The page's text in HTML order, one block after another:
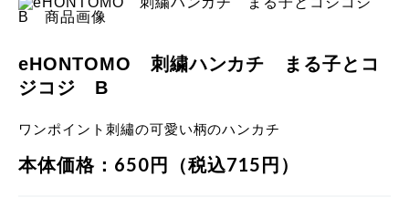
eHONTOMO 刺繍ハンカチ まる子とコ
ジコジ B
ワンポイント刺繡の可愛い柄のハンカチ
本体価格：650円（税込715円）